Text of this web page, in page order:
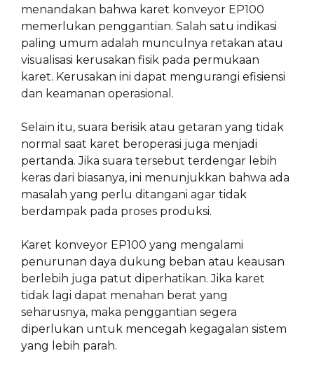
menandakan bahwa karet konveyor EP100
memerlukan penggantian. Salah satu indikasi
paling umum adalah munculnya retakan atau
visualisasi kerusakan fisik pada permukaan
karet. Kerusakan ini dapat mengurangi efisiensi
dan keamanan operasional.
Selain itu, suara berisik atau getaran yang tidak
normal saat karet beroperasi juga menjadi
pertanda. Jika suara tersebut terdengar lebih
keras dari biasanya, ini menunjukkan bahwa ada
masalah yang perlu ditangani agar tidak
berdampak pada proses produksi.
Karet konveyor EP100 yang mengalami
penurunan daya dukung beban atau keausan
berlebih juga patut diperhatikan. Jika karet
tidak lagi dapat menahan berat yang
seharusnya, maka penggantian segera
diperlukan untuk mencegah kegagalan sistem
yang lebih parah.